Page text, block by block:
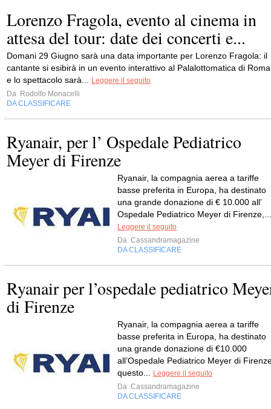
Lorenzo Fragola, evento al cinema in
attesa del tour: date dei concerti e...
Domani 29 Giugno sarà una data importante per Lorenzo Fragola: il
cantante si esibirà in un evento interattivo al Palalottomatica di Roma
e lo spettacolo sarà...
Leggere il seguito
Da Rodolfo Monacelli
DA CLASSIFICARE
Ryanair, per l’ Ospedale Pediatrico
Meyer di Firenze
Ryanair, la compagnia aerea a tariffe
basse preferita in Europa, ha destinato
una grande donazione di € 10.000 all’
Ospedale Pediatrico Meyer di Firenze,...
Leggere il seguito
Da Cassandramagazine
DA CLASSIFICARE
Ryanair per l’ospedale pediatrico
di Firenze
Ryanair, la compagnia aerea a tariffe
basse preferita in Europa, ha destinato
una grande donazione di €10.000
all’Ospedale Pediatrico Meyer di
questo...
Leggere il seguito
Da Cassandramagazine
DA CLASSIFICARE